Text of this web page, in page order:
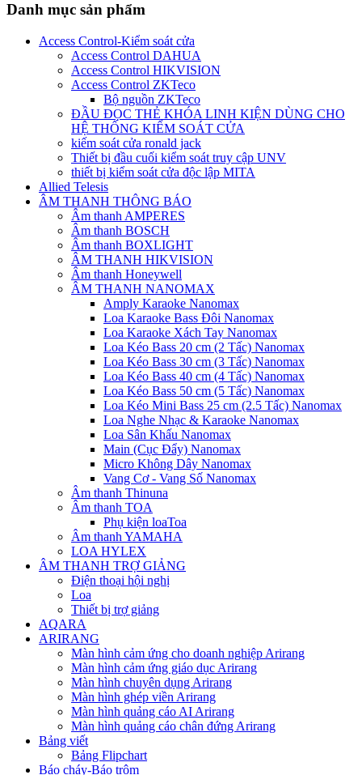
Danh mục sản phẩm
Access Control-Kiểm soát cửa
Access Control DAHUA
Access Control HIKVISION
Access Control ZKTeco
Bộ nguồn ZKTeco
ĐẦU ĐỌC THẺ KHÓA LINH KIỆN DÙNG CHO
HỆ THỐNG KIỂM SOÁT CỬA
kiếm soát cửa ronald jack
Thiết bị đầu cuối kiểm soát truy cập UNV
thiết bị kiểm soát cửa độc lập MITA
Allied Telesis
ÂM THANH THÔNG BÁO
Âm thanh AMPERES
Âm thanh BOSCH
Âm thanh BOXLIGHT
ÂM THANH HIKVISION
Âm thanh Honeywell
ÂM THANH NANOMAX
Amply Karaoke Nanomax
Loa Karaoke Bass Đôi Nanomax
Loa Karaoke Xách Tay Nanomax
Loa Kéo Bass 20 cm (2 Tấc) Nanomax
Loa Kéo Bass 30 cm (3 Tấc) Nanomax
Loa Kéo Bass 40 cm (4 Tấc) Nanomax
Loa Kéo Bass 50 cm (5 Tấc) Nanomax
Loa Kéo Mini Bass 25 cm (2.5 Tấc) Nanomax
Loa Nghe Nhạc & Karaoke Nanomax
Loa Sân Khấu Nanomax
Main (Cục Đẩy) Nanomax
Micro Không Dây Nanomax
Vang Cơ - Vang Số Nanomax
Âm thanh Thinuna
Âm thanh TOA
Phụ kiện loaToa
Âm thanh YAMAHA
LOA HYLEX
ÂM THANH TRỢ GIẢNG
Điện thoại hội nghị
Loa
Thiết bị trợ giảng
AQARA
ARIRANG
Màn hình cảm ứng cho doanh nghiệp Arirang
Màn hình cảm ứng giáo dục Arirang
Màn hình chuyên dụng Arirang
Màn hình ghép viền Arirang
Màn hình quảng cáo AI Arirang
Màn hình quảng cáo chân đứng Arirang
Bảng viết
Bảng Flipchart
Báo cháy-Báo trộm